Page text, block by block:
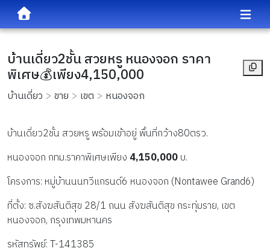
บ้านเดี่ยว2ชั้น สวยหรู หนองจอก ราคา
พิเศษ💰เพียง4,150,000
บ้านเดี่ยว ขาย เขต หนองจอก
บ้านเดี่ยว2ชั้น สวยหรู พร้อมเข้าอยู่ พื้นที่กว้าง80ตรว.
หนองจอก กทม.ราคาพิเศษเพียง 4,150,000 บ.
โครงการ: หมู่บ้านนนทวีแกรนด์6 หนองจอก (Nontawee Grand6)
ที่ตั้ง: ซ.สังฆสันติสุข 28/1 ถนน สังฆสันติสุข กระทุ่มราย, เขต
หนองจอก, กรุงเทพมหานคร
รหัสทรัพย์: T-141385